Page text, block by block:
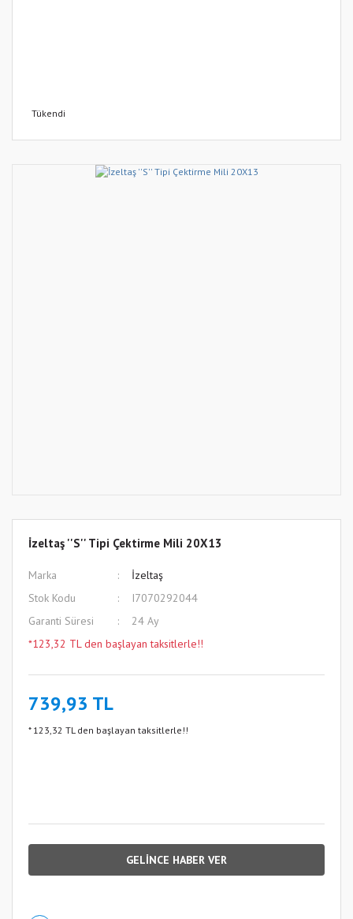
Tükendi
İzeltaş ''S'' Tipi Çektirme Mili 20X13
Marka
İzeltaş
Stok Kodu
I7070292044
Garanti Süresi
24 Ay
*123,32 TL den başlayan taksitlerle!!
739,93 TL
* 123,32 TL den başlayan taksitlerle!!
GELİNCE HABER VER